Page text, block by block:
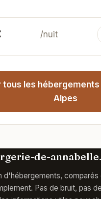
pistes des Deux Alpes.
/nuit
tous les hébergements
Alpes
de-
d'hébergements, comparés
Pas de bruit, pas de